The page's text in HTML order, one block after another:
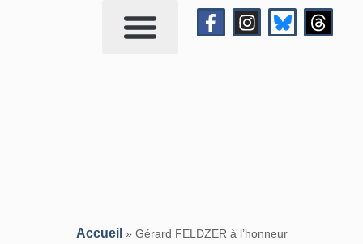
Accueil » Gérard FELDZER à l’honneur